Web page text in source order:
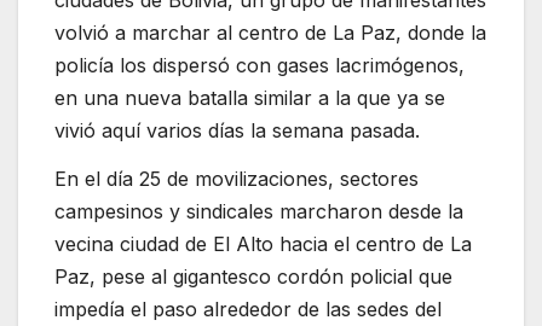
volvió a marchar al centro de La Paz, donde la
policía los dispersó con gases lacrimógenos,
en una nueva batalla similar a la que ya se
vivió aquí varios días la semana pasada.
En el día 25 de movilizaciones, sectores
campesinos y sindicales marcharon desde la
vecina ciudad de El Alto hacia el centro de La
Paz, pese al gigantesco cordón policial que
impedía el paso alrededor de las sedes del